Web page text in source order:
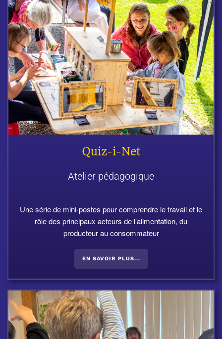
Quiz-i-Net
Atelier pédagogique
Une série de mini-postes pour comprendre le travail et le
rôle des principaux acteurs de l’alimentation, du
producteur au consommateur
EN SAVOIR PLUS...